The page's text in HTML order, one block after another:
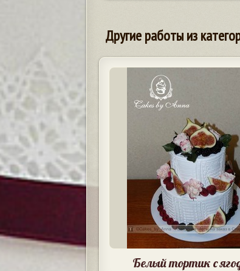
Другие работы из
Белый тортик с